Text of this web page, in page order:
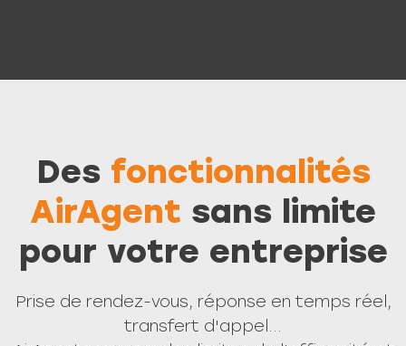
Des fonctionnalités
AirAgent sans limite
pour votre entreprise
Prise de rendez-vous, réponse en temps réel,
transfert d'appel...